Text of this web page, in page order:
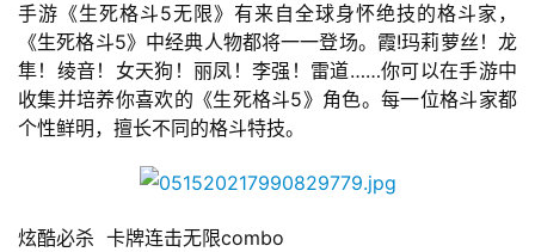
业
界
手
手游《生死格斗5无限》有来自全球身怀绝技的格斗家，
《生死格斗5》中经典人物都将一一登场。霞!玛莉萝丝！龙
隼！绫音！女天狗！丽凤！李强！雷道……你可以在手游中
收集并培养你喜欢的《生死格斗5》角色。每一位格斗家都
个性鲜明，擅长不同的格斗特技。
炫酷必杀  卡牌连击无限combo